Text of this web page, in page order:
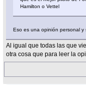
Hamilton o Vettel
Eso es una opinión personal y
Al igual que todas las que
otra cosa que para leer la